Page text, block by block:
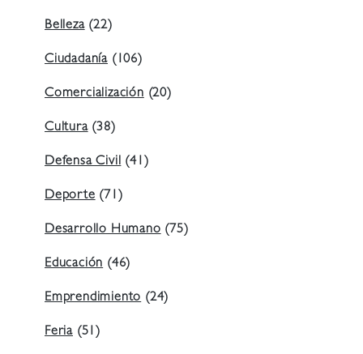
Belleza(22)
Ciudadanía (106)
Comercialización(20)
Cultura(38)
Defensa Civil(41)
Deporte(71)
Desarrollo Humano(75)
Educación(46)
Emprendimiento(24)
Feria (51)